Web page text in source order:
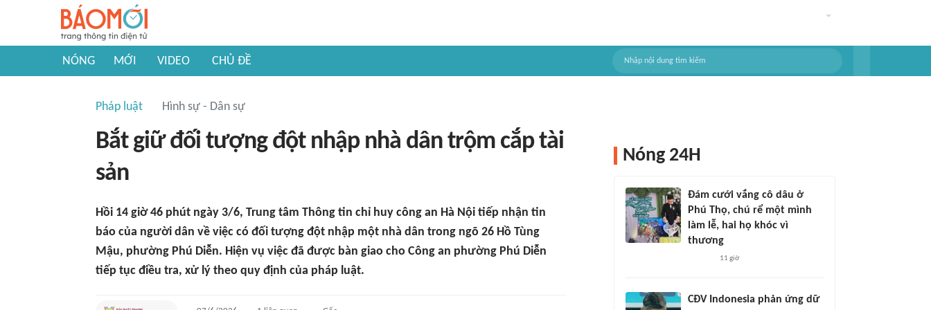
NÓNG MỚI VIDEO CHỦ ĐỀ
Pháp luật Hình sự - Dân sự
Bắt giữ đối tượng đột nhập nhà dân trộm cắp tài
sản
Hồi 14 giờ 46 phút ngày 3/6, Trung tâm Thông tin chỉ huy công an Hà Nội tiếp nhận tin
báo của người dân về việc có đối tượng đột nhập một nhà dân trong ngõ 26 Hồ Tùng
Mậu, phường Phú Diễn. Hiện vụ việc đã được bàn giao cho Công an phường Phú Diễn
tiếp tục điều tra, xử lý theo quy định của pháp luật.
Nóng 24H
Đám cưới vắng cô dâu ở
Phú Thọ, chú rể một mình
làm lễ, hai họ khóc vì
thương
11 giờ
CĐV Indonesia phản ứng dữ